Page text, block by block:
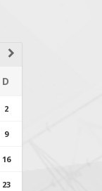
D
2
9
16
23